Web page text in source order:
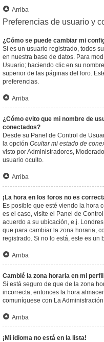
Arriba
Preferencias de usuario y
¿Cómo se puede cambiar mi
Si es un usuario registrado, todos
en nuestra base de datos. Para
Usuario; haciendo clic en su
superior de las páginas del foro.
preferencias.
Arriba
¿Cómo evito que mi nombre de
conectados?
Desde su Panel de Control de
la opción Ocultar mi estado de
visto por Administradores,
usuario oculto.
Arriba
¡La hora en los foros no es
Es posible que esté viendo la hora
es el caso, visite el Panel de
acuerdo a su ubicación, e.j.
que para cambiar la zona horaria,
registrado. Si no lo está, este es un
Arriba
Cambié la zona horaria en mi
Si está seguro de que de la zona
incorrecta, entonces la hora
comuníquese con La
Arriba
¡Mi idioma no está en la lista!